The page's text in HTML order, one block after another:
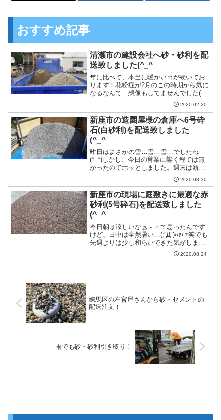
おすすめ記事
清瀬市の建設会社へ砂・砂利を配
送致しました(^_^ゞ
年に比べて、本当に暖かい日が続いてお
ります！花粉症が2月のこの時期から気に
なるなんて…想像もしてませんでした(T-
T)つ、辛いっす( ｡ﾟДﾟ｡)笑しかし、そん
なことを言っても花粉が飛ばない日が来
る訳でも無いので、鼻水が垂れても気づ
かない程・・・続きを読む
2020.02.20
新座市の造園屋様の倉庫へ6号砕
石(白砂利)を配送致しました
(^_^ゞ
昨日はまさかの雪…雪…雪…でしたね
(*_*)しかし、今日の営業に響く程では無
かったのでホッとしました。週末は新型
コロナの自粛要請も出て、昨日は雪だっ
たので、流石に出掛けてる方々は少なか
ったのではないでしょうか。感染拡大も
止まらなそうなので、・・・続きを読む
2020.03.30
新座市の現場に庭敷きに最適な赤
砂利(5号砕石)を配送致しました
(^_^ゞ
今日朝は涼しいなぁ～って思ったんです
けど、日中は全然暑い…(;´Д`)ﾊｧﾊｧ笑でも
先週よりは少し和らいできた気がしま
す。さて、本日は新座市の現場に庭敷き
に最適な赤砂利(5号砕石)を配送致しまし
2020.08.24
練馬区の左官屋さんから砂・セメントの
配送注文！
雨でも砂・砂利引き取り！